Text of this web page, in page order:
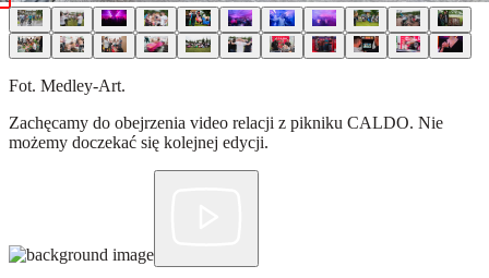
Fot. Medley-Art.
Zachęcamy do obejrzenia video relacji z pikniku CALDO. Nie
możemy doczekać się kolejnej edycji.